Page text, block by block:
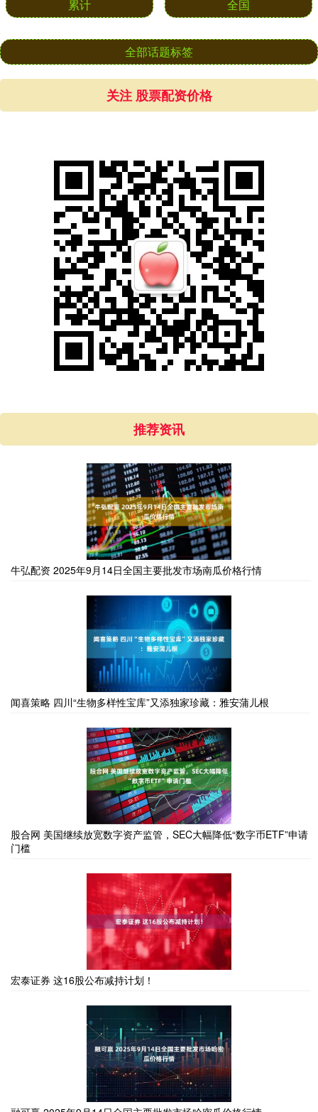
累计 全国
全部话题标签
关注 股票配资价格
推荐资讯
牛弘配资 2025年9月14日全国主要批发市场南瓜价格行情
闻喜策略 四川“生物多样性宝库”又添独家珍藏：雅安蒲儿根
股合网 美国继续放宽数字资产监管，SEC大幅降低“数字币ETF”申请
门槛
宏泰证券 这16股公布减持计划！